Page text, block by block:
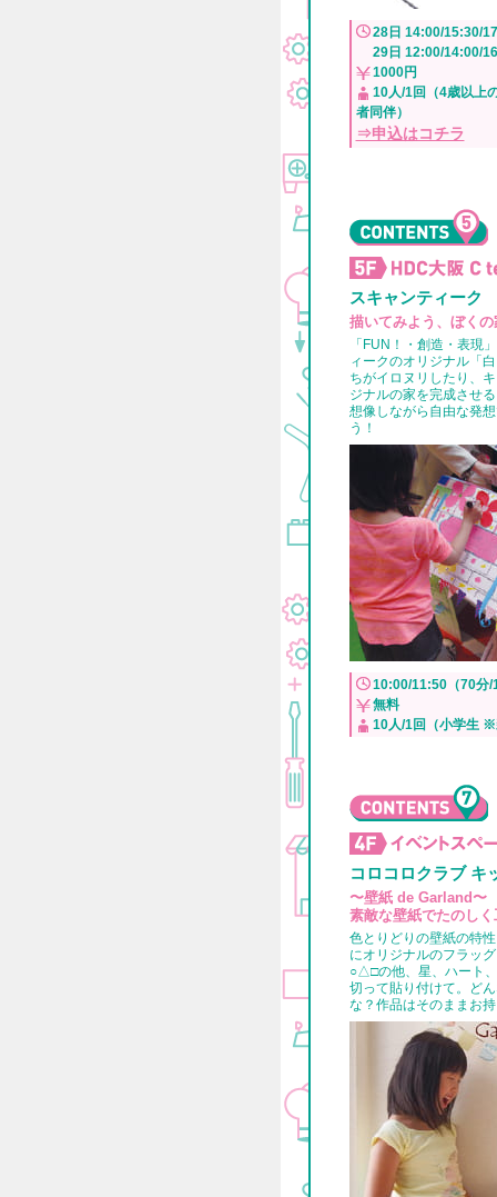
28日 14:00/15:30/
29日 12:00/14:00/
1000円
10人/1回（4歳以上
者同伴）
⇒申込はコチラ
スキャンティーク
描いてみよう、ぼく
「FUN！・創造・表現
ィークのオリジナル「
ちがイロヌリしたり、
ジナルの家を完成させ
想像しながら自由な発
う！
10:00/11:50（70分/
無料
10人/1回（小学生
コロコロクラブ キ
〜壁紙 de Garland〜
素敵な壁紙でたのしく
色とりどりの壁紙の特
にオリジナルのフラッ
○△□の他、星、ハート
切って貼り付けて。ど
な？作品はそのままお